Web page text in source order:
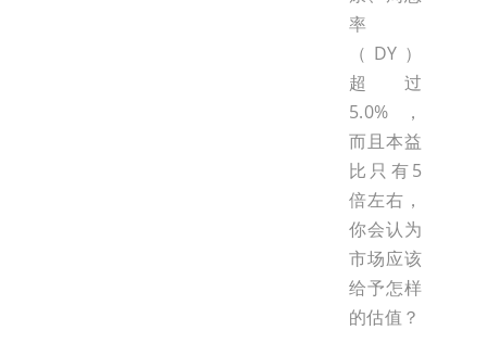
率
（DY）
超过
5.0%，
而且本益
比只有5
倍左右，
你会认为
市场应该
给予怎样
的估值？